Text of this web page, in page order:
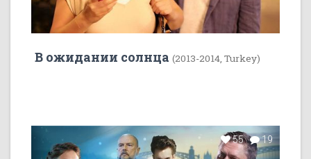
В ожидании солнца (2013-2014, Turkey)
55 19